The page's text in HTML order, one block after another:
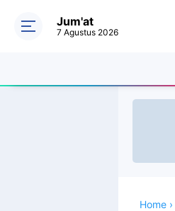
Jum'at
7 Agustus 2026
Home ›